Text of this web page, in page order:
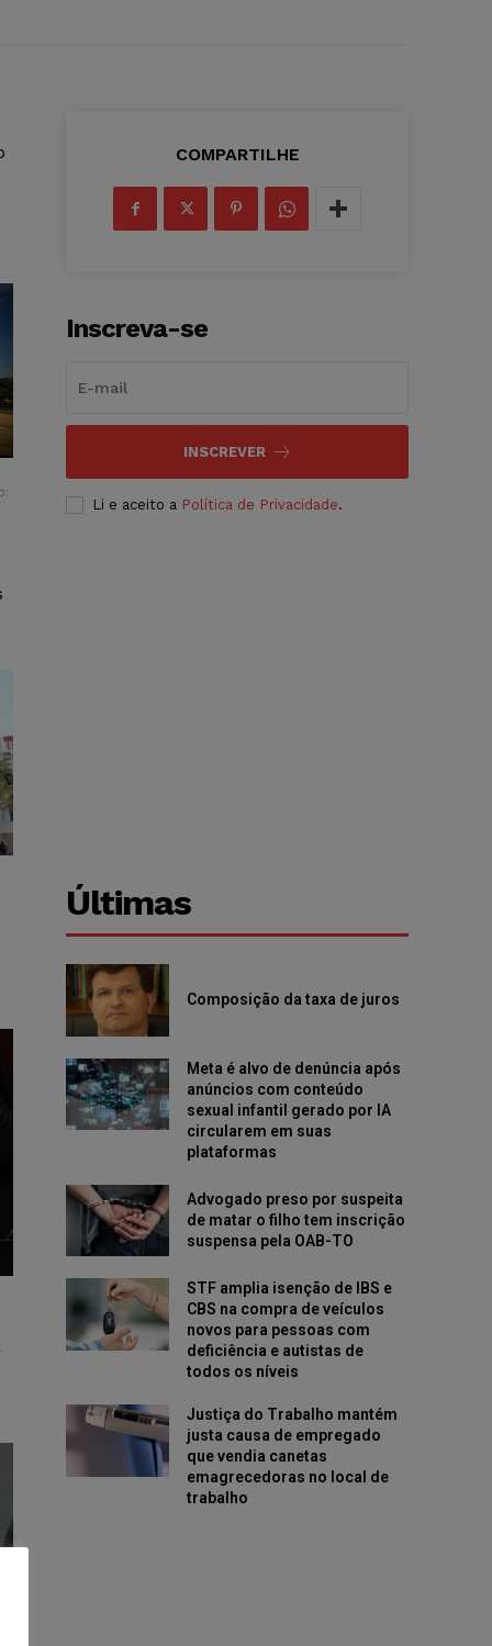
COMPARTILHE
Inscreva-se
INSCREVER
Li e aceito a Política de Privacidade.
Últimas
Composição da taxa de juros
Meta é alvo de denúncia após
anúncios com conteúdo
sexual infantil gerado por IA
circularem em suas
plataformas
Advogado preso por suspeita
de matar o filho tem inscrição
suspensa pela OAB-TO
STF amplia isenção de IBS e
CBS na compra de veículos
novos para pessoas com
deficiência e autistas de
todos os níveis
Justiça do Trabalho mantém
justa causa de empregado
que vendia canetas
emagrecedoras no local de
trabalho